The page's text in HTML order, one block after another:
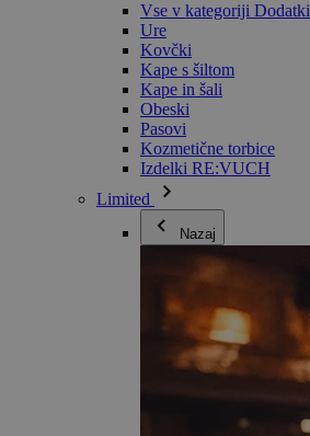
Vse v kategoriji Dodatki
Ure
Kovčki
Kape s šiltom
Kape in šali
Obeski
Pasovi
Kozmetične torbice
Izdelki RE:VUCH
Limited
Nazaj